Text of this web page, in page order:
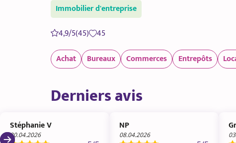
Immobilier d'entreprise
4,9/5(45)
45
Achat
Bureaux Commerces Entrepôts
Derniers avis
Stéphanie V
20.04.2026
NP
08.04.2026